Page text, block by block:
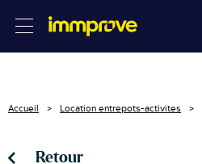
Accueil Location entrepots-activites
Retour